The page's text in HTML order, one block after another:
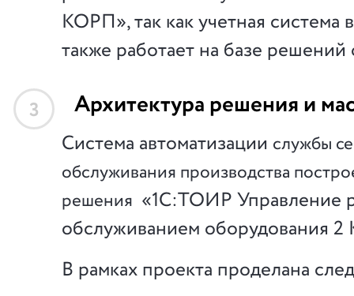
КОРП», так как учетная
также работает на базе
3 Архитектура решения и
Система автоматизации службы
обслуживания производства
решения «1С:ТОИР Управление
обслуживанием оборудования
В рамках проекта проделана